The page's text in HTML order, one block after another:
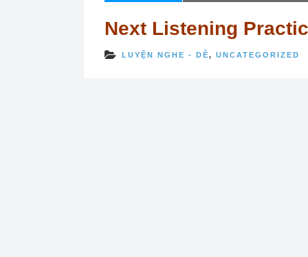
Next Listening
LUYỆN NGHE - DỄ, UNCATEGORIZED